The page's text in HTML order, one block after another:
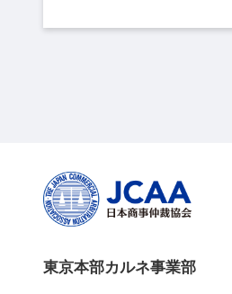
東京本部カルネ事業部